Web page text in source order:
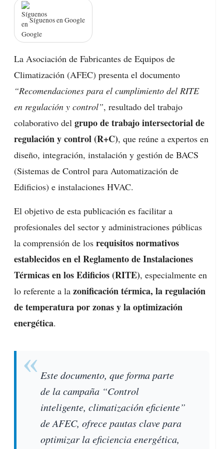
Síguenos en Google
La Asociación de Fabricantes de Equipos de
Climatización (AFEC) presenta el documento
“Recomendaciones para el cumplimiento del RITE
en regulación y control”, resultado del trabajo
colaborativo del grupo de trabajo intersectorial de
regulación y control (R+C), que reúne a expertos en
diseño, integración, instalación y gestión de BACS
(Sistemas de Control para Automatización de
Edificios) e instalaciones HVAC.
El objetivo de esta publicación es facilitar a
profesionales del sector y administraciones públicas
la comprensión de los requisitos normativos
establecidos en el Reglamento de Instalaciones
Térmicas en los Edificios (RITE), especialmente en
lo referente a la zonificación térmica, la regulación
de temperatura por zonas y la optimización
energética.
Este documento, que forma parte
de la campaña “Control
inteligente, climatización eficiente”
de AFEC, ofrece pautas clave para
optimizar la eficiencia energética,